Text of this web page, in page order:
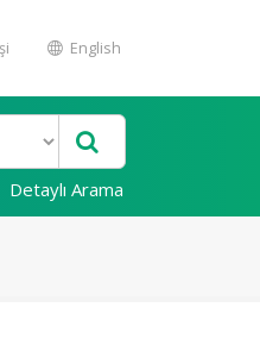
English
Detaylı Arama